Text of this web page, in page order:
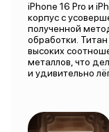
iPhone 16 Pro и
корпус с
полученной
обработки.
высоких
металлов, что
и удивительно